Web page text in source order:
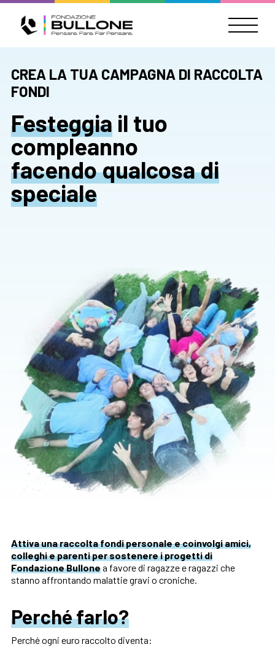
CREA LA TUA CAMPAGNA DI RACCOLTA
FONDI
Festeggiail tuo
compleanno
facendo qualcosa di
speciale
Attiva una raccolta fondi personale e coinvolgi amici,
colleghi e parenti per sostenere i progetti di
Fondazione Bullonea favore di ragazze e ragazzi che
stanno affrontando malattie gravi o croniche.
Perché farlo?
Perché ogni euro raccolto diventa: